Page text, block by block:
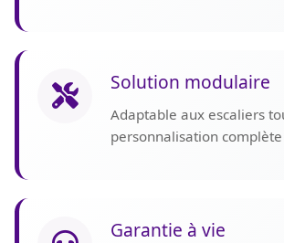
Solution modulaire
Adaptable aux escaliers
personnalisation complète
Garantie à vie